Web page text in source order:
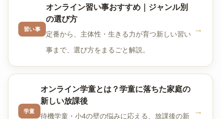
習い事
オンライン習い事おすすめ｜ジャンル別
の選び方
定番から、主体性・生きる力が育つ新しい習い
事まで、選び方をまるごと解説。
→
学童
オンライン学童とは？学童に落ちた家庭の
新しい放課後
待機学童・小4の壁の悩みに応える、放課後の新
→